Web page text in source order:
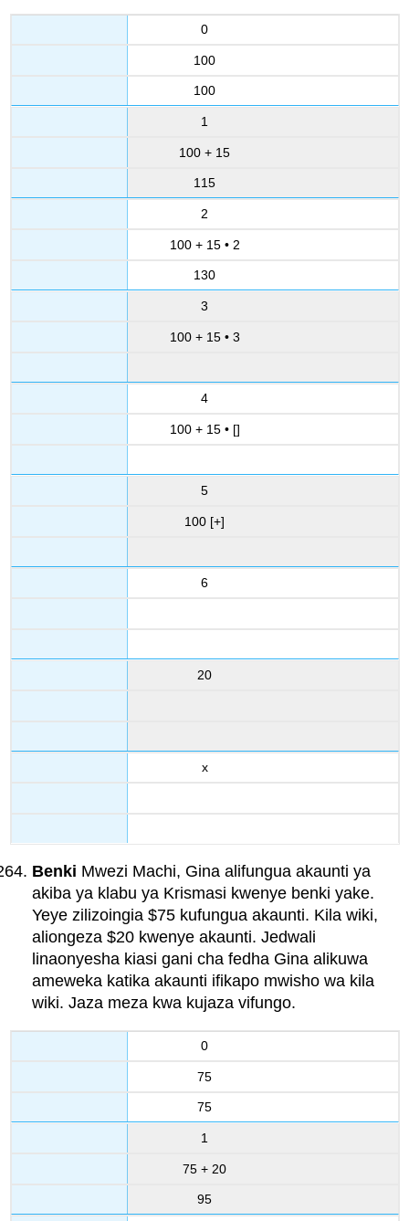
0
100
100
1
100 + 15
115
2
100 + 15 • 2
130
3
100 + 15 • 3
4
100 + 15 • []
5
100 [+]
6
20
x
Benki Mwezi Machi, Gina alifungua akaunti ya
akiba ya klabu ya Krismasi kwenye benki yake.
Yeye zilizoingia $75 kufungua akaunti. Kila wiki,
aliongeza $20 kwenye akaunti. Jedwali
linaonyesha kiasi gani cha fedha Gina alikuwa
ameweka katika akaunti ifikapo mwisho wa kila
wiki. Jaza meza kwa kujaza vifungo.
0
75
75
1
75 + 20
95